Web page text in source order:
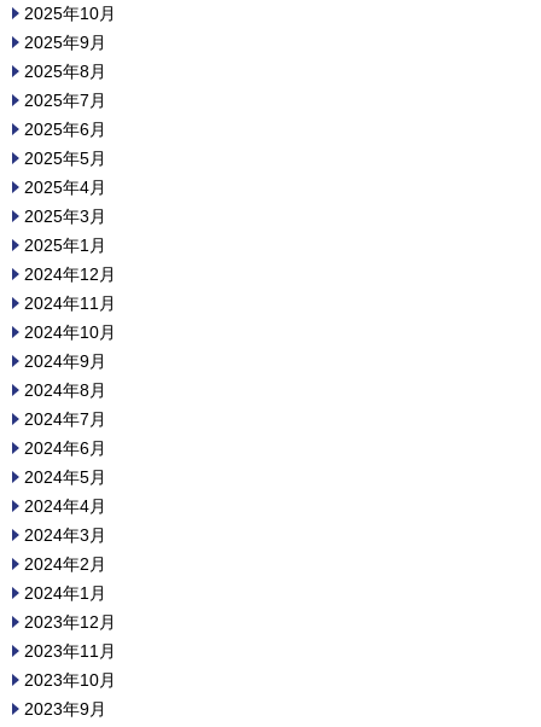
2025年10月
2025年9月
2025年8月
2025年7月
2025年6月
2025年5月
2025年4月
2025年3月
2025年1月
2024年12月
2024年11月
2024年10月
2024年9月
2024年8月
2024年7月
2024年6月
2024年5月
2024年4月
2024年3月
2024年2月
2024年1月
2023年12月
2023年11月
2023年10月
2023年9月